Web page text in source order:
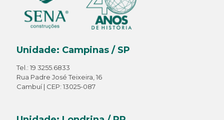
Unidade: Campinas / SP
Tel.: 19 3255.6833
Rua Padre José Teixeira, 16
Cambuí | CEP: 13025-087